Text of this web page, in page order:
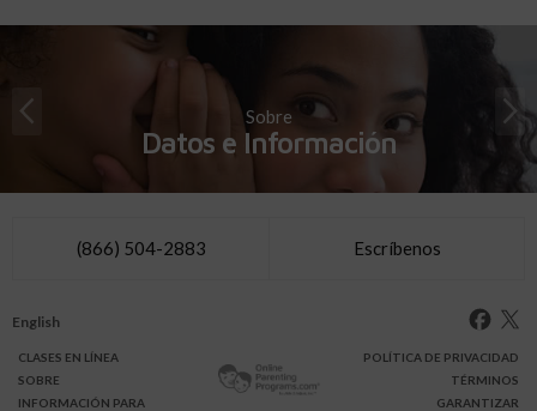
Sobre
Datos e Información
(866) 504-2883 Escríbenos
English
CLASES EN LÍNEA
SOBRE
INFORMACIÓN PARA
POLÍTICA DE PRIVACIDAD
TÉRMINOS
GARANTIZAR